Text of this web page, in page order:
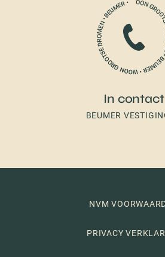
In contact
BEUMER
NVM
PRIVACY